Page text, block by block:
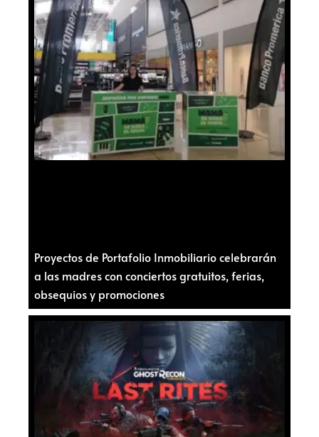
Proyectos de Portafolio Inmobiliario celebrarán
a las madres con conciertos gratuitos, ferias,
obsequios y promociones